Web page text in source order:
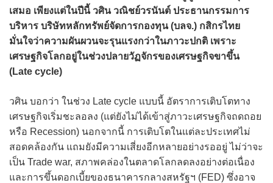
เสมอ เพียงแต่ในปีนี้ วศิน วณิชย์วรนันต์ ประธานกรรมการ
บริหาร บริษัทหลักทรัพย์จัดการกองทุน (บลจ.) กสิกรไทย
มั่นใจว่าความผันผวนจะรุนแรงกว่าในภาวะปกติ เพราะ
เศรษฐกิจโลกอยู่ในช่วงปลายวัฏจักรของเศรษฐกิจขาขึ้น
(Late cycle)
วศิน บอกว่า ในช่วง Late cycle แบบนี้ อัตราการเติบโตทาง
เศรษฐกิจเริ่มชะลอลง (แต่ยังไม่ได้เข้าสู่ภาวะเศรษฐกิจถดถอย
หรือ Recession) นอกจากนี้ การเติบโตในแต่ละประเทศไม่
สอดคล้องกัน แถมยังมีความเสี่ยงอีกหลายอย่างรออยู่ ไม่ว่าจะ
เป็น Trade war, สภาพคล่องในตลาดโลกลดลงอย่างต่อเนื่อง
และการขึ้นดอกเบี้ยของธนาคารกลางสหรัฐฯ (FED) ซึ่งอาจ